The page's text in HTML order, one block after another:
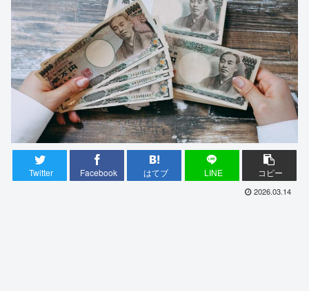
Twitter Facebook はてブ LINE コピー
2026.03.14